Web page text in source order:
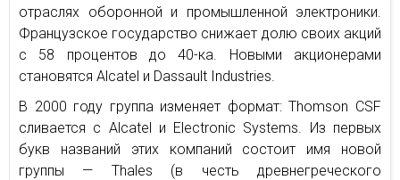
отраслях оборонной и промышленной электроники.
Французское государство снижает долю своих акций
с 58 процентов до 40-ка. Новыми акционерами
становятся Alcatel и Dassault Industries.
В 2000 году группа изменяет формат: Thomson CSF
сливается с Alcatel и Electronic Systems. Из первых
букв названий этих компаний состоит имя новой
группы — Thales (в честь древнегреческого